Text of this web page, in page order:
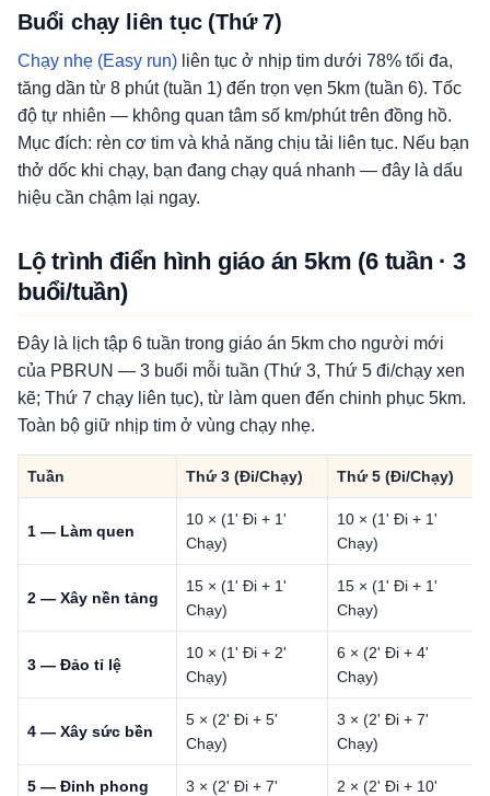
Buổi chạy liên tục (Thứ 7)
Chạy nhẹ (Easy run) liên tục ở nhịp tim dưới 78% tối đa,
tăng dần từ 8 phút (tuần 1) đến trọn vẹn 5km (tuần 6). Tốc
độ tự nhiên — không quan tâm số km/phút trên đồng hồ.
Mục đích: rèn cơ tim và khả năng chịu tải liên tục. Nếu bạn
thở dốc khi chạy, bạn đang chạy quá nhanh — đây là dấu
hiệu cần chậm lại ngay.
Lộ trình điển hình giáo án 5km (6 tuần · 3
buổi/tuần)
Đây là lịch tập 6 tuần trong giáo án 5km cho người mới
của PBRUN — 3 buổi mỗi tuần (Thứ 3, Thứ 5 đi/chạy xen
kẽ; Thứ 7 chạy liên tục), từ làm quen đến chinh phục 5km.
Toàn bộ giữ nhịp tim ở vùng chạy nhẹ.
Tuần Thứ 3 (Đi/Chạy) Thứ 5 (Đi/Chạy)
1 — Làm quen
10 × (1' Đi + 1'
Chạy)
10 × (1' Đi + 1'
Chạy)
2 — Xây nền tảng
15 × (1' Đi + 1'
Chạy)
15 × (1' Đi + 1'
Chạy)
3 — Đảo tỉ lệ
10 × (1' Đi + 2'
Chạy)
6 × (2' Đi + 4'
Chạy)
4 — Xây sức bền
5 × (2' Đi + 5'
Chạy)
3 × (2' Đi + 7'
Chạy)
5 — Đỉnh phong
3 × (2' Đi + 7'
2 × (2' Đi + 10'